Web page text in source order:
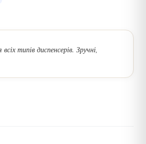
типів диспенсерів. Зручні,